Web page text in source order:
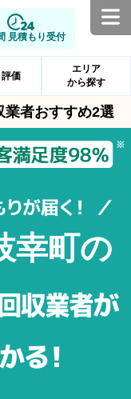
見積もり受付
評価
エリア
から探す
業者おすすめ2選
幸町の